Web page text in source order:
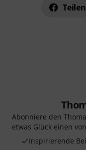
Teilen
Abonniere den
etwas Glück einen von
Inspirierende